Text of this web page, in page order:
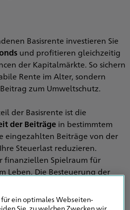
Basisrente investieren Sie
und profitieren gleichzeitig
der Kapitalmärkte. So sichern
Rente im Alter, sondern
zum Umweltschutz.
der Basisrente ist die
der Beiträge in bestimmtem
eingezahlten Beiträge von der
Steuerlast reduzieren.
finanziellen Spielraum für
Leben. Die Besteuerung der
– und da Ihre
niedriger sind als im
weniger Steuern als heute.
ein optimales Webseiten-
Sie, zu welchen Zwecken wir